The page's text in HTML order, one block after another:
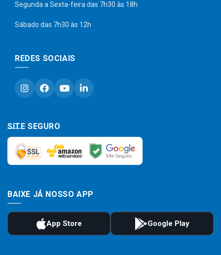
Segunda a Sexta-feira das 7h30 às 18h
Sábado das 7h30 às 12h
REDES SOCIAIS
SITE SEGURO
BAIXE JÁ NOSSO APP